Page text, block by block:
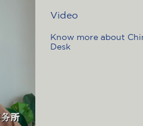
Video
Know more about
Desk